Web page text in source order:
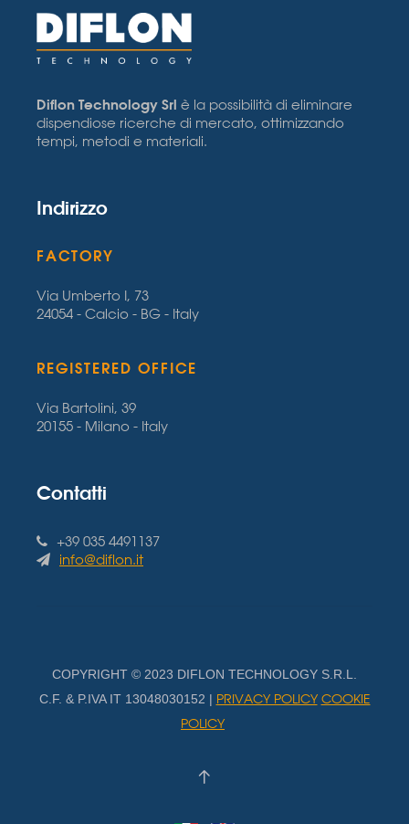
Diflon Technology Srl è la possibilità di eliminare
dispendiose ricerche di mercato, ottimizzando
tempi, metodi e materiali.
Indirizzo
FACTORY
Via Umberto I, 73
24054 - Calcio - BG - Italy
REGISTERED OFFICE
Via Bartolini, 39
20155 - Milano - Italy
Contatti
+39 035 4491137
info@diflon.it
COPYRIGHT © 2023 DIFLON TECHNOLOGY S.R.L.
C.F. & P.IVA IT 13048030152 | PRIVACY POLICY COOKIE
POLICY